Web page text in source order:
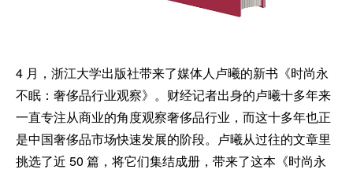
4 月，浙江大学出版社带来了媒体人卢曦的新书《时尚永
不眠：奢侈品行业观察》。财经记者出身的卢曦十多年来
一直专注从商业的角度观察奢侈品行业，而这十多年也正
是中国奢侈品市场快速发展的阶段。卢曦从过往的文章里
挑选了近 50 篇，将它们集结成册，带来了这本《时尚永